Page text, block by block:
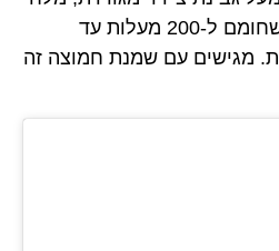
ופלפל ומכניסים לתנור שחומם ל-200 מעלות עד
מגישים עם שמנת חמוצה זה